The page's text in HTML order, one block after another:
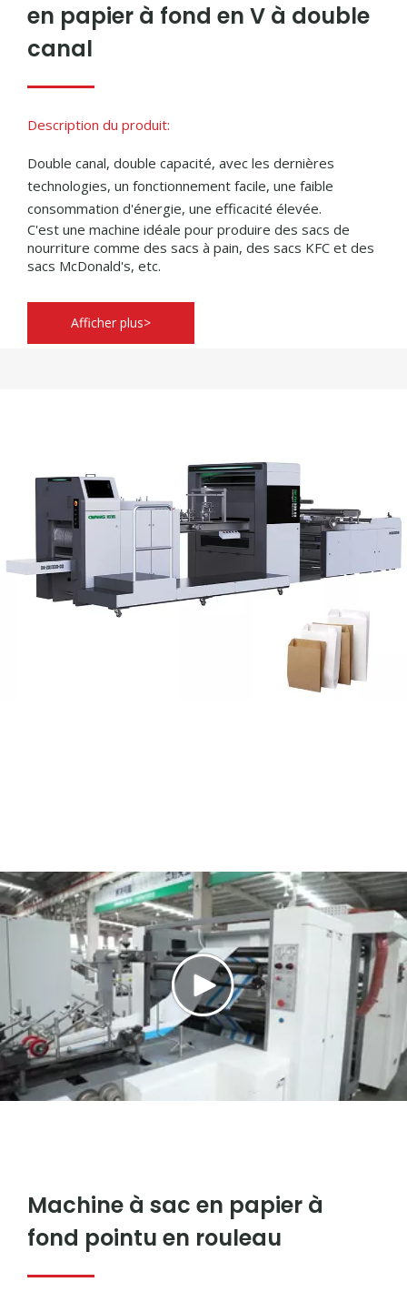
en papier à fond en V à double
canal
Description du produit:
Double canal, double capacité, avec les dernières
technologies, un fonctionnement facile, une faible
consommation d'énergie, une efficacité élevée.
C'est une machine idéale pour produire des sacs de
nourriture comme des sacs à pain, des sacs KFC et des
sacs McDonald's, etc.
Afficher plus>
Machine à sac en papier à
fond pointu en rouleau